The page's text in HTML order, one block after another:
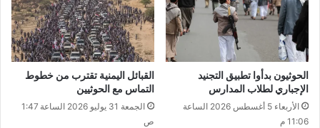
الحوثيون بدأوا تطبيق التجنيد
الإجباري لطلاب المدارس
الأربعاء 5 أغسطس 2026 الساعة
11:06 م
القبائل اليمنية تقترب من خطوط
التماس مع الحوثيين
الجمعة 31 يوليو 2026 الساعة 1:47
ص